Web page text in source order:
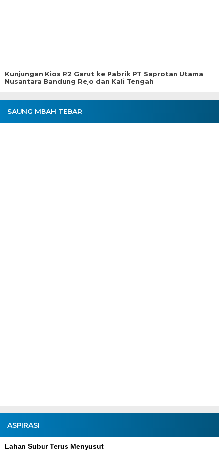
Kunjungan Kios R2 Garut ke Pabrik PT Saprotan Utama
Nusantara Bandung Rejo dan Kali Tengah
SAUNG MBAH TEBAR
ASPIRASI
Lahan Subur Terus Menyusut